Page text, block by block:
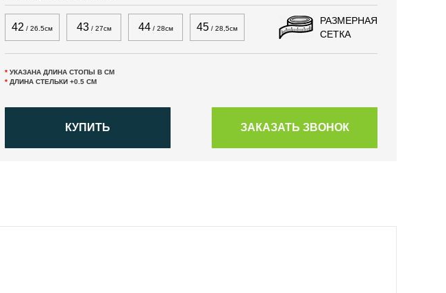
42 / 26.5см 43/ 27см 44/ 28см 45 / 28,5см
РАЗМЕРНАЯ
СЕТКА
* УКАЗАНА ДЛИНА СТОПЫ В СМ
* ДЛИНА СТЕЛЬКИ +0.5 СМ
КУПИТЬ